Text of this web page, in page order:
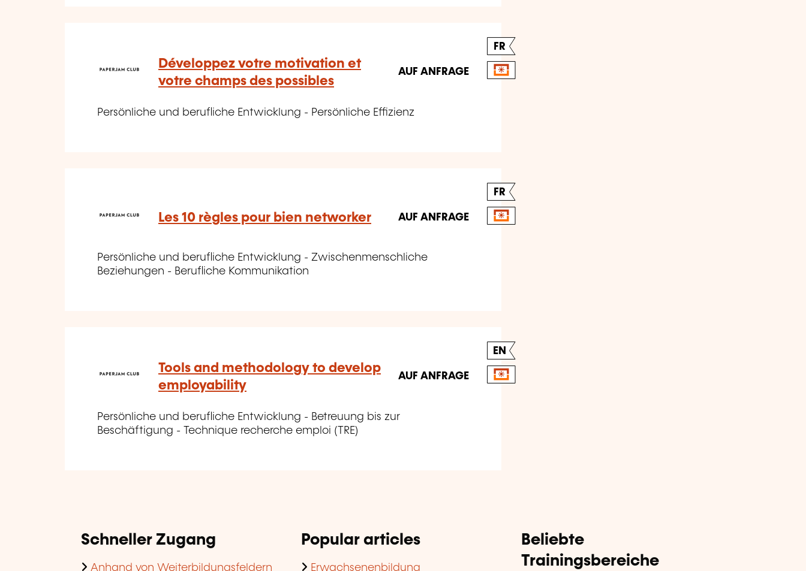
FR
Développez votre motivation et
votre champs des possibles
AUF ANFRAGE
Persönliche und berufliche Entwicklung - Persönliche Effizienz
FR
Les 10 règles pour bien networker AUF ANFRAGE
Persönliche und berufliche Entwicklung - Zwischenmenschliche
Beziehungen - Berufliche Kommunikation
EN
Tools and methodology to develop
employability
AUF ANFRAGE
Persönliche und berufliche Entwicklung - Betreuung bis zur
Beschäftigung - Technique recherche emploi (TRE)
Schneller Zugang
Anhand von Weiterbildungsfeldern
Popular articles
Erwachsenenbildung
Beliebte
Trainingsbereiche